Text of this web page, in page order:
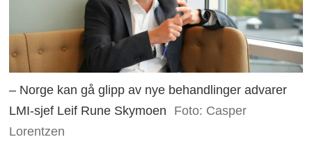
– Norge kan gå glipp av nye behandlinger advarer
LMI-sjef Leif Rune Skymoen
Foto: Casper
Lorentzen